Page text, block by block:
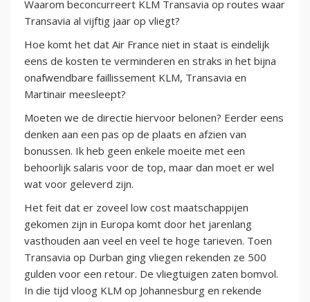
Waarom beconcurreert KLM Transavia op routes waar
Transavia al vijftig jaar op vliegt?
Hoe komt het dat Air France niet in staat is eindelijk
eens de kosten te verminderen en straks in het bijna
onafwendbare faillissement KLM, Transavia en
Martinair meesleept?
Moeten we de directie hiervoor belonen? Eerder eens
denken aan een pas op de plaats en afzien van
bonussen. Ik heb geen enkele moeite met een
behoorlijk salaris voor de top, maar dan moet er wel
wat voor geleverd zijn.
Het feit dat er zoveel low cost maatschappijen
gekomen zijn in Europa komt door het jarenlang
vasthouden aan veel en veel te hoge tarieven. Toen
Transavia op Durban ging vliegen rekenden ze 500
gulden voor een retour. De vliegtuigen zaten bomvol.
In die tijd vloog KLM op Johannesburg en rekende